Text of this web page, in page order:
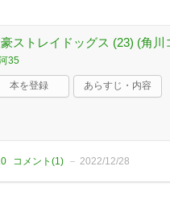
ストレイドッグス (23) (角川
35
本を登録 あらすじ・内容
コメント(1) 2022/12/28